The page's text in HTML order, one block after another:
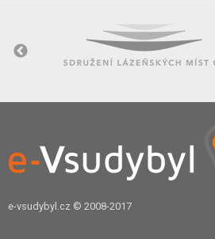
e-vsudybyl.cz © 2008-2017